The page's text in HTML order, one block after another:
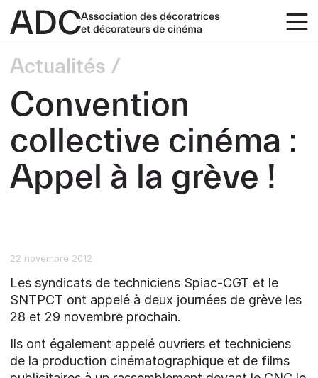
Actualités
Convention
collective cinéma :
Appel à la grève !
22 novembre 2012
Les syndicats de techniciens Spiac-CGT et le
SNTPCT ont appelé à deux journées de grève les
28 et 29 novembre prochain.
Ils ont également appelé ouvriers et techniciens
de la production cinématographique et de films